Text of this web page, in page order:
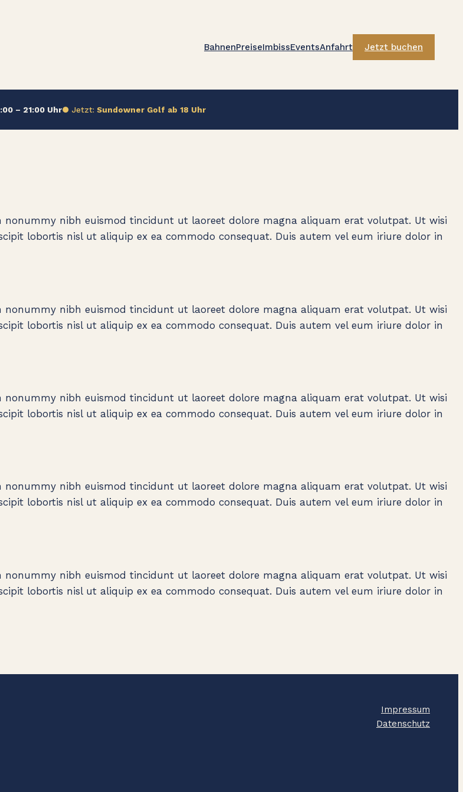
BahnenPreiseImbissEventsAnfahrt Jetzt buchen
– 21:00 Uhr● Jetzt: Sundowner Golf ab 18 Uhr
nibh euismod tincidunt ut laoreet dolore magna aliquam erat volutpat. Ut wisi
lobortis nisl ut aliquip ex ea commodo consequat. Duis autem vel eum iriure dolor in
nibh euismod tincidunt ut laoreet dolore magna aliquam erat volutpat. Ut wisi
lobortis nisl ut aliquip ex ea commodo consequat. Duis autem vel eum iriure dolor in
nibh euismod tincidunt ut laoreet dolore magna aliquam erat volutpat. Ut wisi
lobortis nisl ut aliquip ex ea commodo consequat. Duis autem vel eum iriure dolor in
nibh euismod tincidunt ut laoreet dolore magna aliquam erat volutpat. Ut wisi
lobortis nisl ut aliquip ex ea commodo consequat. Duis autem vel eum iriure dolor in
nibh euismod tincidunt ut laoreet dolore magna aliquam erat volutpat. Ut wisi
lobortis nisl ut aliquip ex ea commodo consequat. Duis autem vel eum iriure dolor in
Impressum
Datenschutz